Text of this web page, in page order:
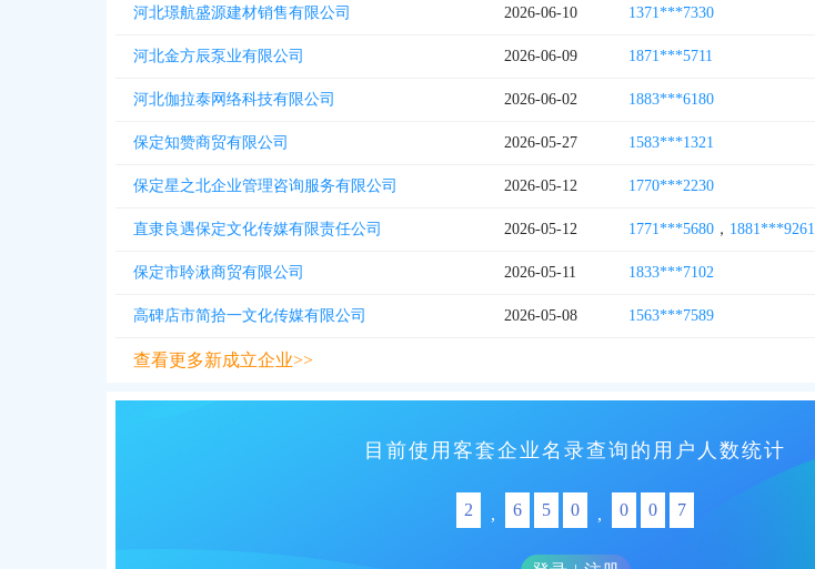
河北璟航盛源建材销售有限公司 2026-06-10 1371***7330
河北金方辰泵业有限公司 2026-06-09 1871***5711
河北伽拉泰网络科技有限公司 2026-06-02 1883***6180
保定知赞商贸有限公司 2026-05-27 1583***1321
保定星之北企业管理咨询服务有限公司 2026-05-12 1770***2230
直隶良遇保定文化传媒有限责任公司 2026-05-12 1771***5680 ， 1881***9261
保定市聆湫商贸有限公司 2026-05-11 1833***7102
高碑店市简拾一文化传媒有限公司 2026-05-08 1563***7589
查看更多新成立企业>>
目前使用客套企业名录查询的用户人数统计
2 , 6 5 0 , 0 0 7